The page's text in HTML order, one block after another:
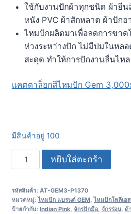
ใช้กับงานปักผ้าทุกชนิด ผ้ายีน
หนัง PVC ผ้าสักหลาด ผ้าปัก
ไหมปักผลิตมาเพื่อลดการขา
ห่วงระหว่างปัก ไม่มีปมในหล
สะดุด ทำให้การปักงานลื่นไหล
แคตตาล็อกสีไหมปัก Gem 3,000
มีสินค้าอยู่ 100
หยิบใส่ตะกร้า
รหัสสินค้า: AT-GEM3-P1370
หมวดหมู่:ไหมปัก แบรนด์ GEM,ไหมปักโพลีเอ
ป้ายกำกับ: Indian Pink, จักรปักมือ, จักรร่อน, ด้